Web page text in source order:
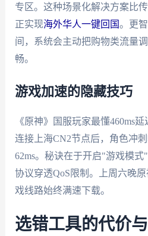
专区。这种场景化解决方案比
正实现海外华人一键回国。更
间，系统会主动把购物类流量
畅。
游戏加速的隐藏技巧
《原神》国服玩家最懂460ms
连接上海CN2节点后，角色冲
62ms。秘诀在于开启"游戏模
协议穿透QoS限制。上周六晚
戏线路始终满速下载。
选错工具的代价